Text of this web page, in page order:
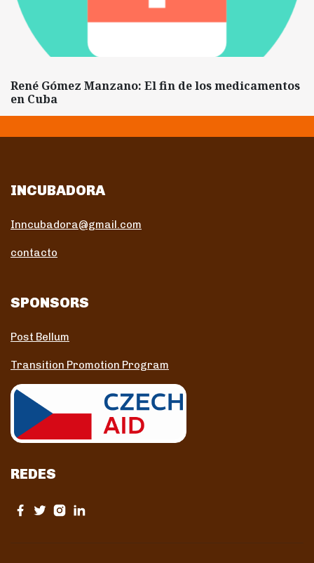
René Gómez Manzano: El fin de los medicamentos
en Cuba
INCUBADORA
Inncubadora@gmail.com
contacto
SPONSORS
Post Bellum
Transition Promotion Program
REDES